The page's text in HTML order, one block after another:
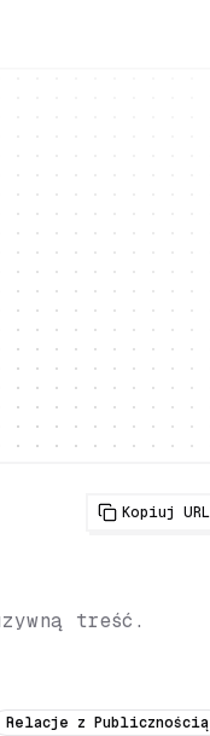
Kopiuj URL
treść.
Relacje z Publicznością